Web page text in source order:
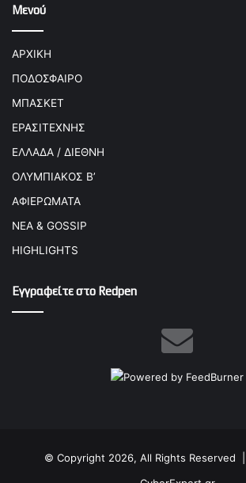
Μενού
ΑΡΧΙΚΗ
ΠΟΔΟΣΦΑΙΡΟ
ΜΠΑΣΚΕΤ
ΕΡΑΣΙΤΕΧΝΗΣ
ΕΛΛΑΔΑ / ΔΙΕΘΝΗ
ΟΛΥΜΠΙΑΚΟΣ Β’
ΑΦΙΕΡΩΜΑΤΑ
ΝΕΑ & GOSSIP
HIGHLIGHTS
Εγγραφείτε στο Redpen
© Copyright 2026, All Rights Reserved |